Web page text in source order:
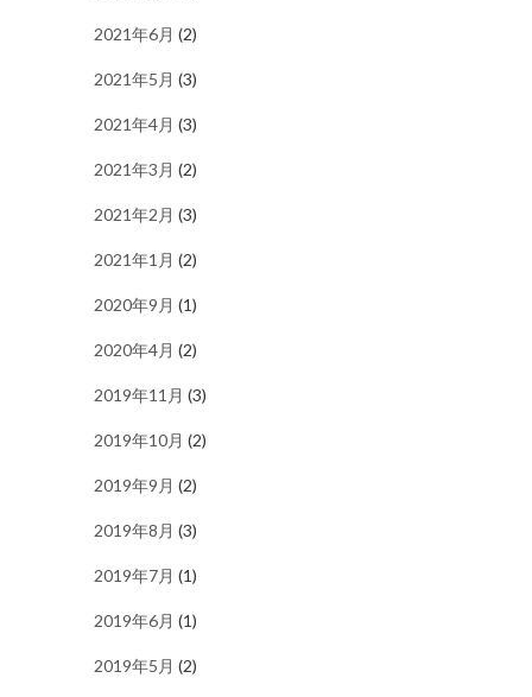
2021年6月 (2)
2021年5月 (3)
2021年4月 (3)
2021年3月 (2)
2021年2月 (3)
2021年1月 (2)
2020年9月 (1)
2020年4月 (2)
2019年11月 (3)
2019年10月 (2)
2019年9月 (2)
2019年8月 (3)
2019年7月 (1)
2019年6月 (1)
2019年5月 (2)